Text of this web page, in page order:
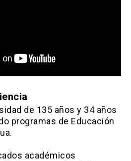
de 135 años y 34 años
programas de Educación
académicos